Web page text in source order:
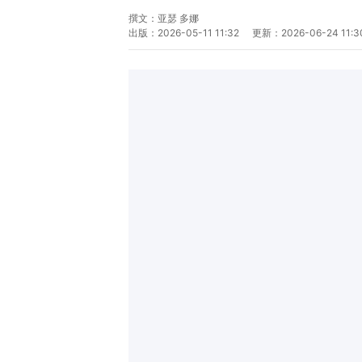
撰文： 亚瑟 多娜
出版： 2026-05-11 11:32 更新： 2026-06-24